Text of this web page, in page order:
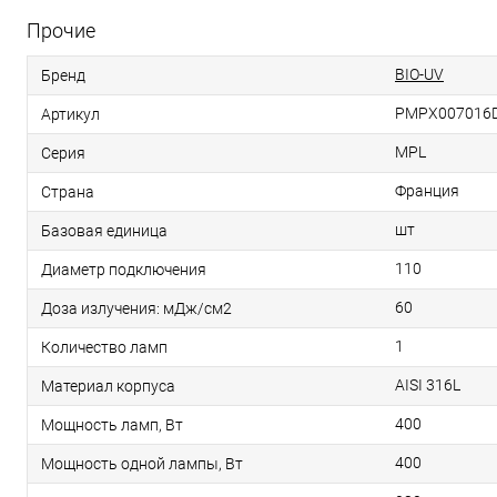
Прочие
Бренд BIO-UV
Артикул
Серия MPL
Страна Франция
Базовая единица шт
Диаметр подключения 110
Доза излучения: мДж/см2 60
Количество ламп 1
Материал корпуса AISI 316L
Мощность ламп, Вт 400
Мощность одной лампы, Вт 400